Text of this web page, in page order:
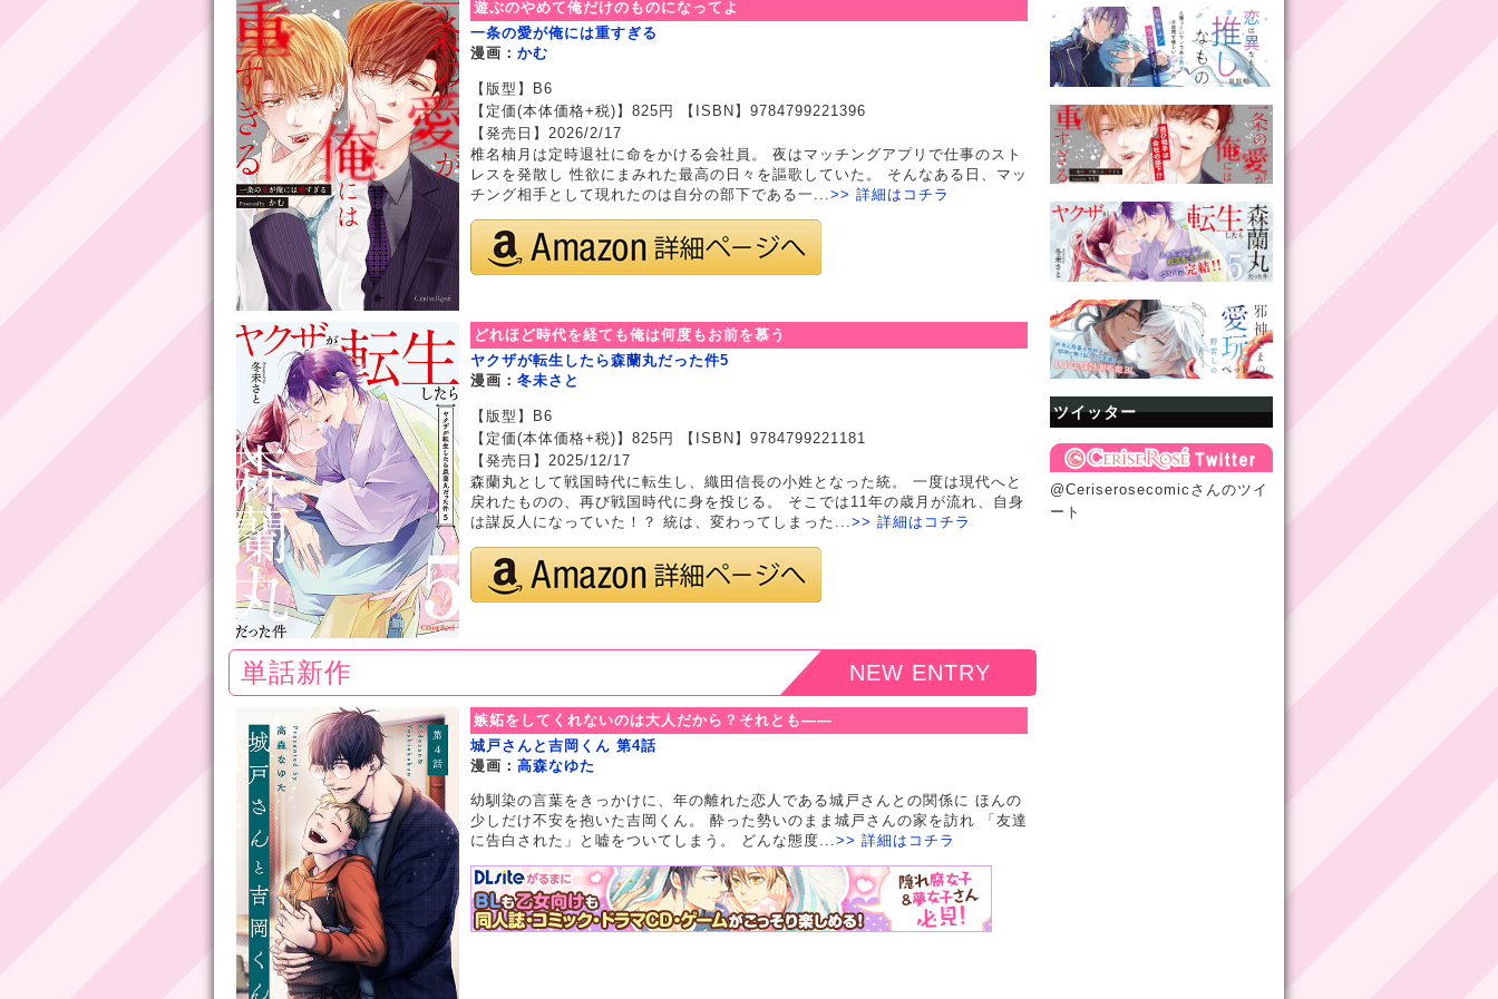
遊ぶのやめて俺だけのものになってよ
一条の愛が俺には重すぎる
漫画： かむ
【版型】B6
【定価(本体価格+税)】825円 【ISBN】9784799221396
【発売日】2026/2/17
椎名柚月は定時退社に命をかける会社員。 夜はマッチングアプリで仕事のスト
レスを発散し 性欲にまみれた最高の日々を謳歌していた。 そんなある日、マッ
チング相手として現れたのは自分の部下である一...>> 詳細はコチラ
どれほど時代を経ても俺は何度もお前を慕う
ヤクザが転生したら森蘭丸だった件5
漫画： 冬未さと
【版型】B6
【定価(本体価格+税)】825円 【ISBN】9784799221181
【発売日】2025/12/17
森蘭丸として戦国時代に転生し、織田信長の小姓となった統。 一度は現代へと
戻れたものの、再び戦国時代に身を投じる。 そこでは11年の歳月が流れ、自身
は謀反人になっていた！？ 統は、変わってしまった...>> 詳細はコチラ
単話新作 NEW ENTRY
嫉妬をしてくれないのは大人だから？それとも――
城戸さんと吉岡くん 第4話
漫画： 高森なゆた
幼馴染の言葉をきっかけに、年の離れた恋人である城戸さんとの関係に ほんの
少しだけ不安を抱いた吉岡くん。 酔った勢いのまま城戸さんの家を訪れ 「友達
に告白された」と嘘をついてしまう。 どんな態度...>> 詳細はコチラ
ツイッター
@Ceriserosecomicさんのツイ
ート